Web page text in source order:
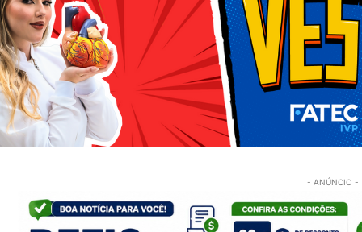
- ANÚNCIO -